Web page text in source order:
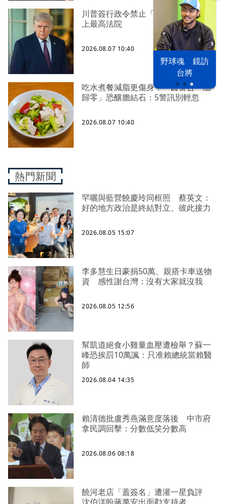
以色列 穹頂
之下
野球魂 鏡訪
台將
川普簽行政令禁止「生育旅遊」 槓
上最高法院
2026.08.07 10:40
吃水煮餐減脂更傷身？ 醫警告「油
歸零」恐釀膽結石：5警訊別輕忽
2026.08.07 10:40
熱門新聞
罕曬與藍營饒慶玲同框照 蔡英文：
好的地方政治是終結對立、彼此接力
2026.08.05 15:07
李多慧生日豪捐50萬、親搭卡車送物
資 感性謝台灣：沒有大家就沒我
2026.08.05 12:56
幫凱道絕食小雞量血壓遭檢舉？蘇一
峰恐挨罰10萬諷：只准賴總統當賴醫
師
2026.08.04 14:35
賴清德批盧秀燕滿意度落後 中市府
拿民調回擊：分數低笑分數高
2026.08.06 08:18
饒河老店「蓋簽名」遭灌一星負評
沈伯洋盼蔣萬安出面勸支持者